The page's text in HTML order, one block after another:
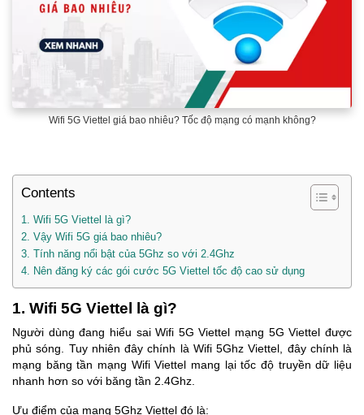
Wifi 5G Viettel giá bao nhiêu? Tốc độ mạng có mạnh không?
Contents
1. Wifi 5G Viettel là gì?
2. Vậy Wifi 5G giá bao nhiêu?
3. Tính năng nổi bật của 5Ghz so với 2.4Ghz
4. Nên đăng ký các gói cước 5G Viettel tốc độ cao sử dụng
1. Wifi 5G Viettel là gì?
Người dùng đang hiểu sai Wifi 5G Viettel mạng 5G Viettel được
phủ sóng. Tuy nhiên đây chính là Wifi 5Ghz Viettel, đây chính là
mạng băng tần mạng Wifi Viettel mang lại tốc độ truyền dữ liệu
nhanh hơn so với băng tần 2.4Ghz.
Ưu điểm của mạng 5Ghz Viettel đó là: